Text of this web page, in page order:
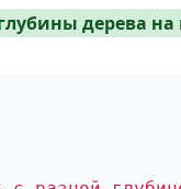
дерева на